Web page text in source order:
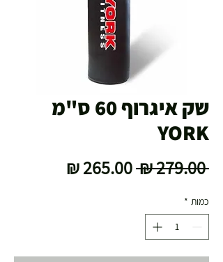
שק איגרוף 60 ס"מ
YORK
‏279.00 ‏₪
מחיר
כמות *